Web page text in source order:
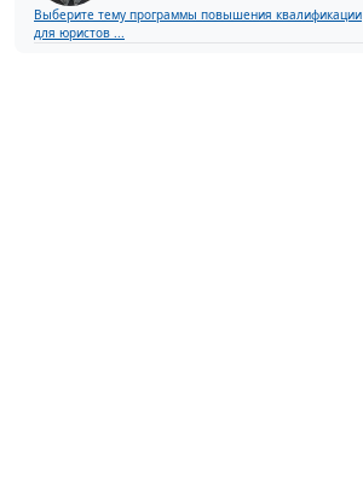
Выберите тему программы повышения квалификации
для юристов ...